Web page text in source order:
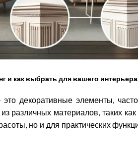
и как выбрать для вашего интерьера
декоративные элементы,
различных материалов, таких
но и для практических